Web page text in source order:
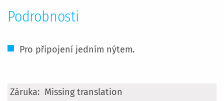
Podrobnosti
Pro připojení jedním nýtem.
Více
Missing translation